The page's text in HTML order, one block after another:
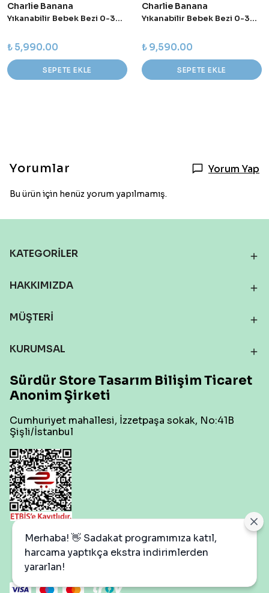
Charlie Banana
Yıkanabilir Bebek Bezi 0-36 Ay Standart (Tek Beden) – 3’lü Paket - Yummy
₺ 5,990.00
SEPETE EKLE
Charlie Banana
Yıkanabilir Bebek Bezi 0-36 Ay Standart (Tek Beden) – 5’li Paket - All White
₺ 9,590.00
SEPETE EKLE
Yorumlar Yorum Yap
Bu ürün için henüz yorum yapılmamış.
KATEGORİLER
HAKKIMIZDA
MÜŞTERİ
KURUMSAL
Sürdür Store Tasarım Bilişim Ticaret
Anonim Şirketi
Cumhuriyet mahallesi, İzzetpaşa sokak, No:41B
Şişli/İstanbul
Merhaba! 👋 Sadakat programımıza katıl,
harcama yaptıkça ekstra indirimlerden
yararlan!